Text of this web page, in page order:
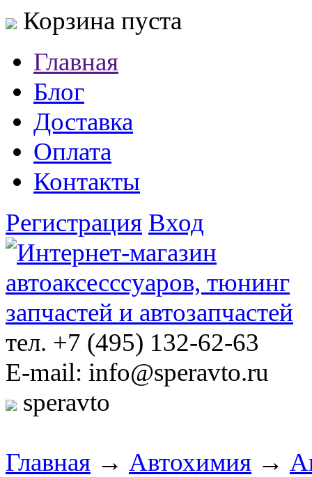
Корзина пуста
Главная
Блог
Доставка
Оплата
Контакты
Регистрация Вход
тел. +7 (495) 132-62-63
E-mail: info@speravto.ru
speravto
Главная → Автохимия →